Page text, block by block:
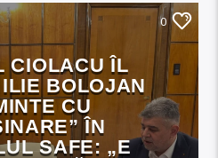
0
CIOLACU ÎL
BOLOJAN
CU
ÎN
SAFE: „E